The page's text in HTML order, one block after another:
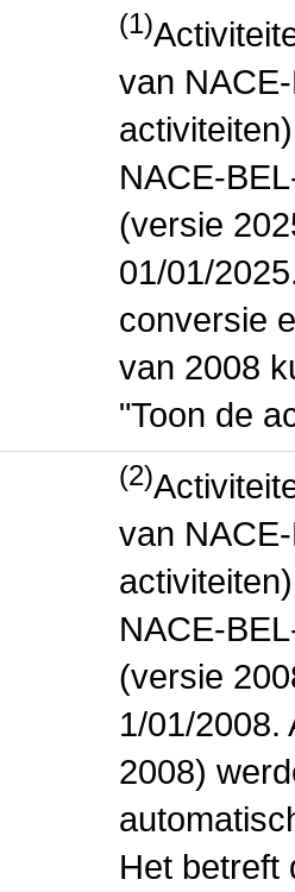
(1)
van
NACE-
(versie
01/01/
conversie
van 2008
"Toon de
(2)
van
NACE-
(versie
1/01/2008.
2008)
Het betreft